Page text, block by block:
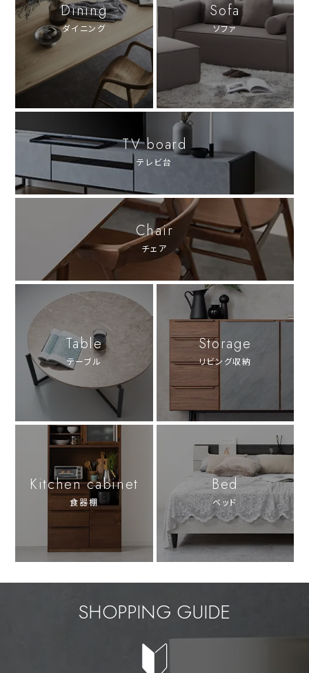
Dining
ダイニング
Sofa
ソファ
TV board
テレビ台
Chair
チェア
Table
テーブル
Storage
リビング収納
Kitchen cabinet
食器棚
Bed
ベッド
SHOPPING GUIDE